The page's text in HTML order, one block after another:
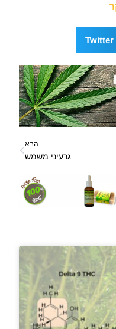
Twitter
הבא
גרעיני משמש